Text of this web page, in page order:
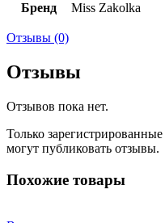
Бренд Miss Zakolka
Отзывы (0)
Отзывы
Отзывов пока нет.
Только
могут публиковать отзывы.
Похожие товары